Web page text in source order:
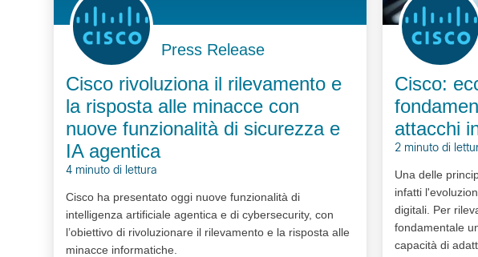
Press Release
Cisco rivoluziona il rilevamento e
la risposta alle minacce con
nuove funzionalità di sicurezza e
IA agentica
4 minuto di lettura
Cisco ha presentato oggi nuove funzionalità di
intelligenza artificiale agentica e di cybersecurity, con
l’obiettivo di rivoluzionare il rilevamento e la risposta alle
minacce informatiche.
Cisco:
attacchi
2 minuto di
Una delle
infatti
digitali. Per
fondamentale
capacità di